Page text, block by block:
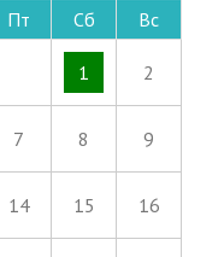
Пт Сб Вс
1 2
7 8 9
14 15 16